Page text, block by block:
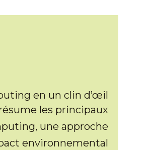
en un clin d’œil
les principaux
une approche
environnemental